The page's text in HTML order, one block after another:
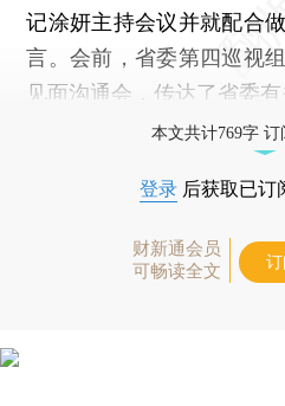
记涂妍主持会议并就配合
言。会前，省委第四巡视
见面沟通会，传达了省委有
本文共计769字
登录 后获取已订
财新通会员
可畅读全文